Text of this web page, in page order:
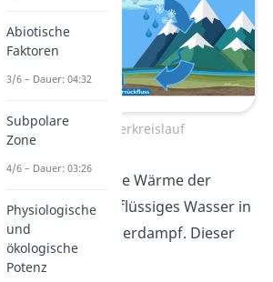
Der Wasserkreislauf
☀️ Verdunstung:
Die Wärme der
Sonne verwandelt flüssiges Wasser in
unsichtbaren Wasserdampf. Dieser
steigt in die Luft.
Abiotische
Faktoren
3/6 – Dauer: 04:32
Subpolare
Zone
4/6 – Dauer: 03:26
Physiologische
und
ökologische
Potenz